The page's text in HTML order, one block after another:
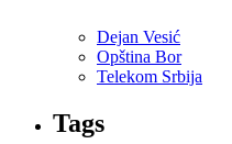
Dejan Vesić
Opština Bor
Telekom Srbija
Tags